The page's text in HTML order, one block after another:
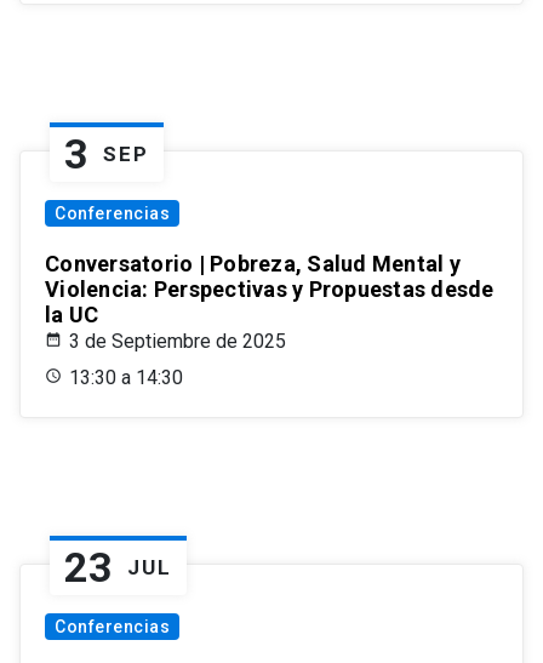
3 SEP
Conferencias
Conversatorio | Pobreza, Salud Mental y
Violencia: Perspectivas y Propuestas desde
la UC
3 de Septiembre de 2025
13:30 a 14:30
23 JUL
Conferencias